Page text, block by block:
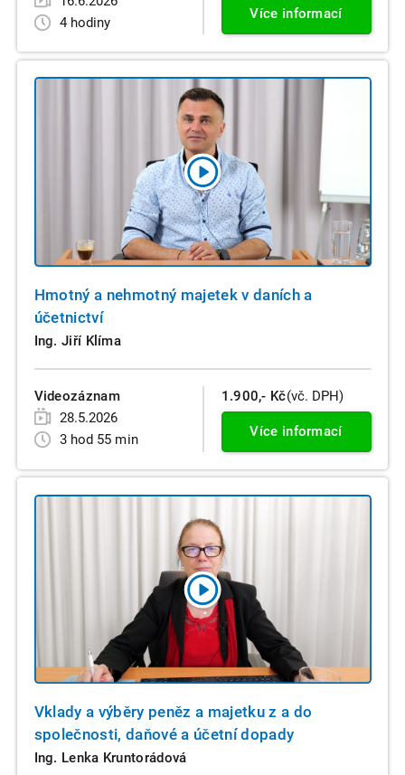
4 hodiny
Více informací
Hmotný a nehmotný majetek v daních a
účetnictví
Ing. Jiří Klíma
Videozáznam
28.5.2026
3 hod 55 min
1.900,- Kč(vč. DPH)
Více informací
Vklady a výběry peněz a majetku z a do
společnosti, daňové a účetní dopady
Ing. Lenka Kruntorádová